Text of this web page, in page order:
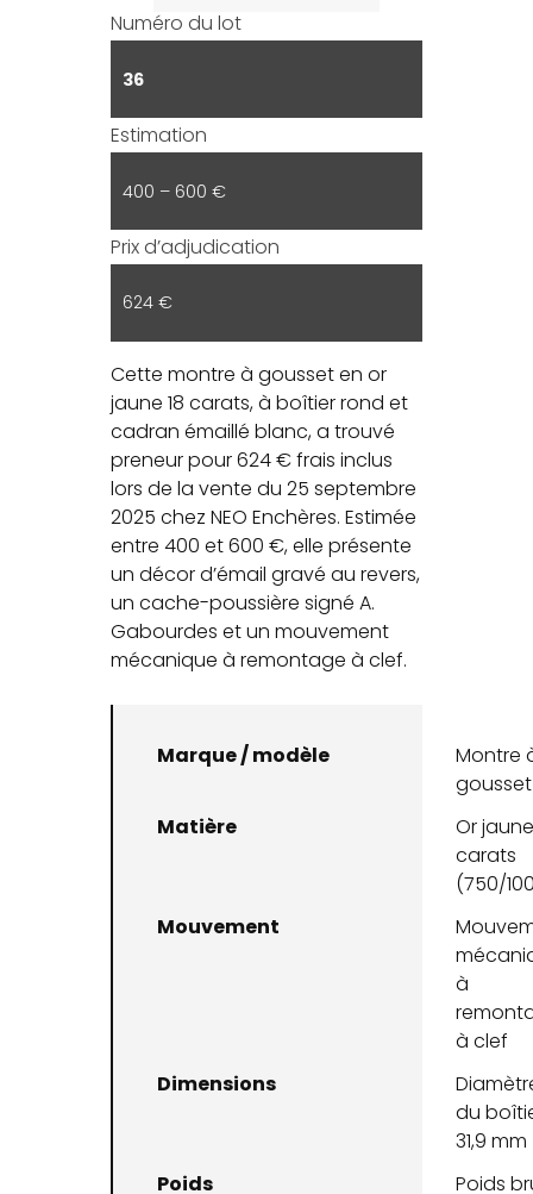
Numéro du lot
36
Estimation
400 – 600 €
Prix d’adjudication
624 €
Cette montre à gousset en or
jaune 18 carats, à boîtier rond et
cadran émaillé blanc, a trouvé
preneur pour 624 € frais inclus
lors de la vente du 25 septembre
2025 chez NEO Enchères. Estimée
entre 400 et 600 €, elle présente
un décor d’émail gravé au revers,
un cache-poussière signé A.
Gabourdes et un mouvement
mécanique à remontage à clef.
Marque / modèle
Montre
gousset
Matière
Or
carats
(750/
Mouvement
à
à clef
Dimensions
du
31,9 mm
Poids
Poids